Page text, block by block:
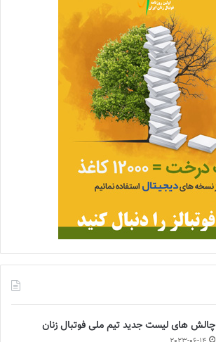
چالش هاى ليست جدید تيم ملى فوتبال زنان